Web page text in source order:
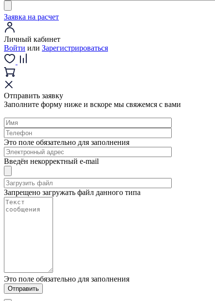
Заявка на расчет
Личный кабинет
Войти или Зарегистрироваться
Отправить заявку
Заполните форму ниже и вскоре мы свяжемся с вами
Это поле обязательно для заполнения
Введён некорректный e-mail
Запрещено загружать файл данного типа
Это поле обязательно для заполнения